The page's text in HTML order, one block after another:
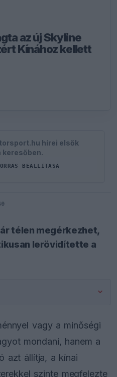
az új Skyline
Kínához kellett
hírei elsők
keresőben.
BEÁLLÍTÁSA
télen megérkezhet,
lerövidítette a
vagy a minőségi
mondani, hanem a
azt állítja, a kínai
szinte megfelezte